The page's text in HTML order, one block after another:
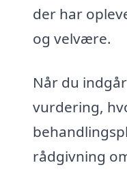
der har
og velvære.
Når du
vurdering,
rådgivning